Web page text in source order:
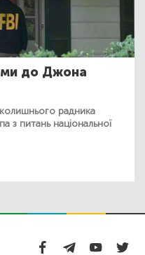
до Джона
радника
з питань національної